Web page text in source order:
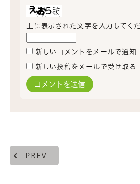
上に表示された文字を入力してく
新しいコメントをメールで通知
新しい投稿をメールで受け取る
PREV